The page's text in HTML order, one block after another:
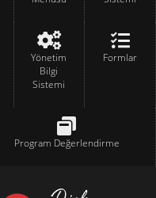
Yönetim
Bilgi
Sistemi
Formlar
Program Değerlendirme